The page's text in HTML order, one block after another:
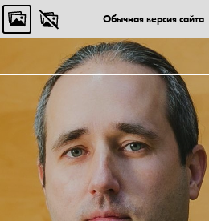
Обычная версия сайта